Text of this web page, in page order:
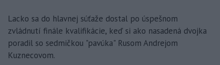
Lacko sa do hlavnej súťaže dostal po úspešnom
zvládnutí finále kvalifikácie, keď si ako nasadená dvojka
poradil so sedmičkou "pavúka" Rusom Andrejom
Kuznecovom.